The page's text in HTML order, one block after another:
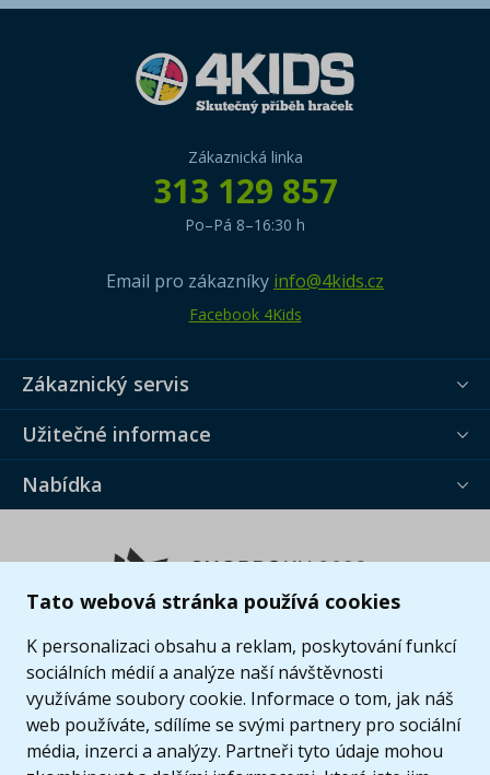
Tato webová stránka používá cookies
K personalizaci obsahu a reklam, poskytování funkcí
sociálních médií a analýze naší návštěvnosti
využíváme soubory cookie. Informace o tom, jak náš
web používáte, sdílíme se svými partnery pro sociální
média, inzerci a analýzy. Partneři tyto údaje mohou
Zákaznická linka
313 129 857
Po–Pá 8–16:30 h
Email pro zákazníky info@4kids.cz
Facebook 4Kids
Zákaznický servis
Užitečné informace
Nabídka